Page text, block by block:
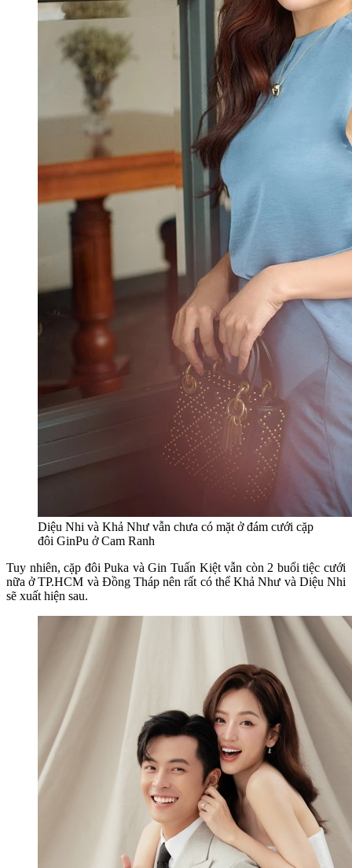
Diệu Nhi và Khả Như vẫn chưa có mặt ở đám cưới cặp
đôi GinPu ở Cam Ranh
Tuy nhiên, cặp đôi Puka và Gin Tuấn Kiệt vẫn còn 2 buổi tiệc cưới
nữa ở TP.HCM và Đồng Tháp nên rất có thể Khả Như và Diệu Nhi
sẽ xuất hiện sau.